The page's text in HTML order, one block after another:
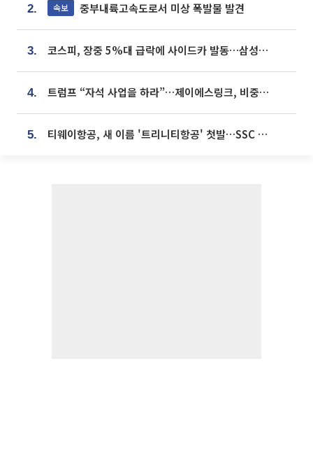
2. 속보 중부내륙고속도로서 미상 폭발물 발견
3. 코스피, 장중 5%대 급락에 사이드카 발동…삼성·SK 동반 폭락
4. 트럼프 “자석 사업을 하라”…제이에스링크, 비중국 영구자석 공급망 구축 속도
5. 티웨이항공, 새 이름 '트리니티항공' 첫발…SSC 전략 본격화